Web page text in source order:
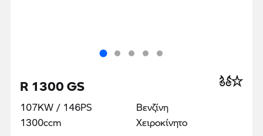
R 1300 GS
107KW / 146PS
1300ccm
Βενζίνη
Χειροκίνητο